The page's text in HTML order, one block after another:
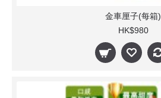
金車厘子(每箱)
HK$980